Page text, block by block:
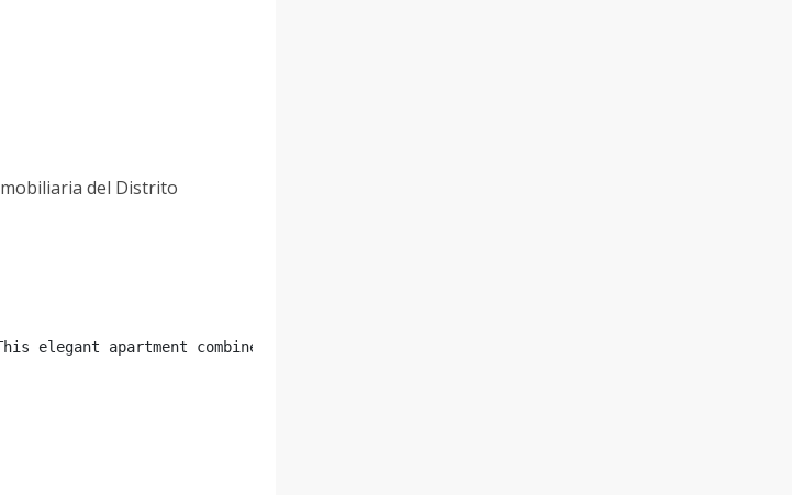
del Distrito
elegant apartment combines comfort, spaciousness and excellent distribution,